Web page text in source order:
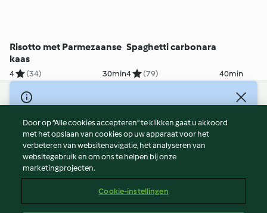
Risotto met Parmezaanse
kaas
4 (34) 30min
Spaghetti carbonara
4 (79) 40min
© Copyright 2026
Gebruiksvoorwaarden
Privacybeleid
Disclaimer
Colofon
Verslag Inhoud
Door op “Alle cookies accepteren” te klikken gaat u akkoord
met het opslaan van cookies op uw apparaat voor het
verbeteren van websitenavigatie, het analyseren van
websitegebruik en om ons te helpen bij onze
marketingprojecten.
Cookie-instellingen